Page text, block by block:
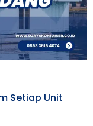
Setiap Unit